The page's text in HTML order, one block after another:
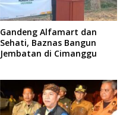
Gandeng Alfamart dan
Sehati, Baznas Bangun
Jembatan di Cimanggu